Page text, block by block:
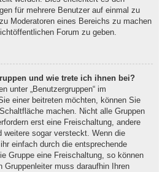
für mehrere Benutzer auf einmal zu
Moderatoren eines Bereichs zu machen
Forum zu geben.
und wie trete ich ihnen bei?
unter „Benutzergruppen“ im
einer beitreten möchten, können Sie
machen. Nicht alle Gruppen
erst eine Freischaltung, andere
weitere sogar versteckt. Wenn die
einfach durch die entsprechende
Gruppe eine Freischaltung, so können
muss daraufhin Ihren